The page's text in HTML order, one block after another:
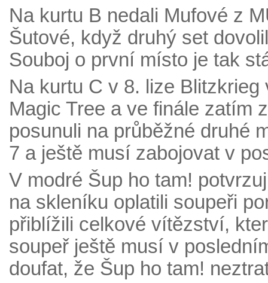
Na kurtu B nedali Mufové z
Šutové, když druhý set
Souboj o první místo je tak
Na kurtu C v 8. lize
Magic Tree a ve finále zatím
posunuli na průběžné druhé
7 a ještě musí zabojovat v
V modré Šup ho tam!
na skleníku oplatili soupeři
přiblížili celkové vítězství,
soupeř ještě musí v
doufat, že Šup ho tam!